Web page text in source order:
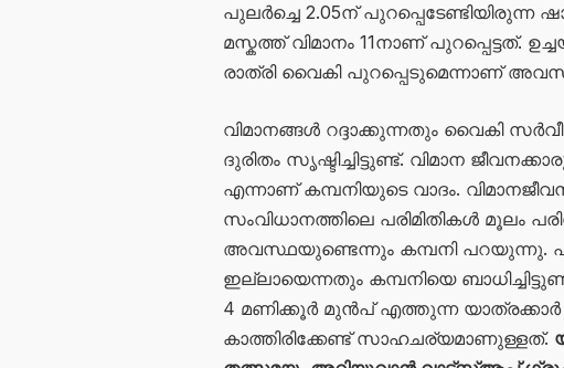
പുലർച്ചെ 2.05ന് പുറപ്പെടേണ്ടിയിരുന്ന
മസ്കത്ത് വിമാനം 11നാണ് പുറപ്പെട്ടത്.
രാത്രി വൈകി പുറപ്പെടുമെന്നാണ്
വിമാനങ്ങൾ റദ്ദാക്കുന്നതും വൈകി
ദുരിതം സൃഷ്ടിച്ചിട്ടുണ്ട്. വിമാന
എന്നാണ് കമ്പനിയുടെ വാദം.
സംവിധാനത്തിലെ പരിമിതികൾ മൂലം
അവസ്ഥയുണ്ടെന്നും കമ്പനി പറയുന്നു.
ഇല്ലായെന്നതും കമ്പനിയെ
4 മണിക്കൂർ മുൻപ് എത്തുന്ന യാത്രക്കാർ
കാത്തിരിക്കേണ്ട് സാഹചര്യമാണുള്ളത്.